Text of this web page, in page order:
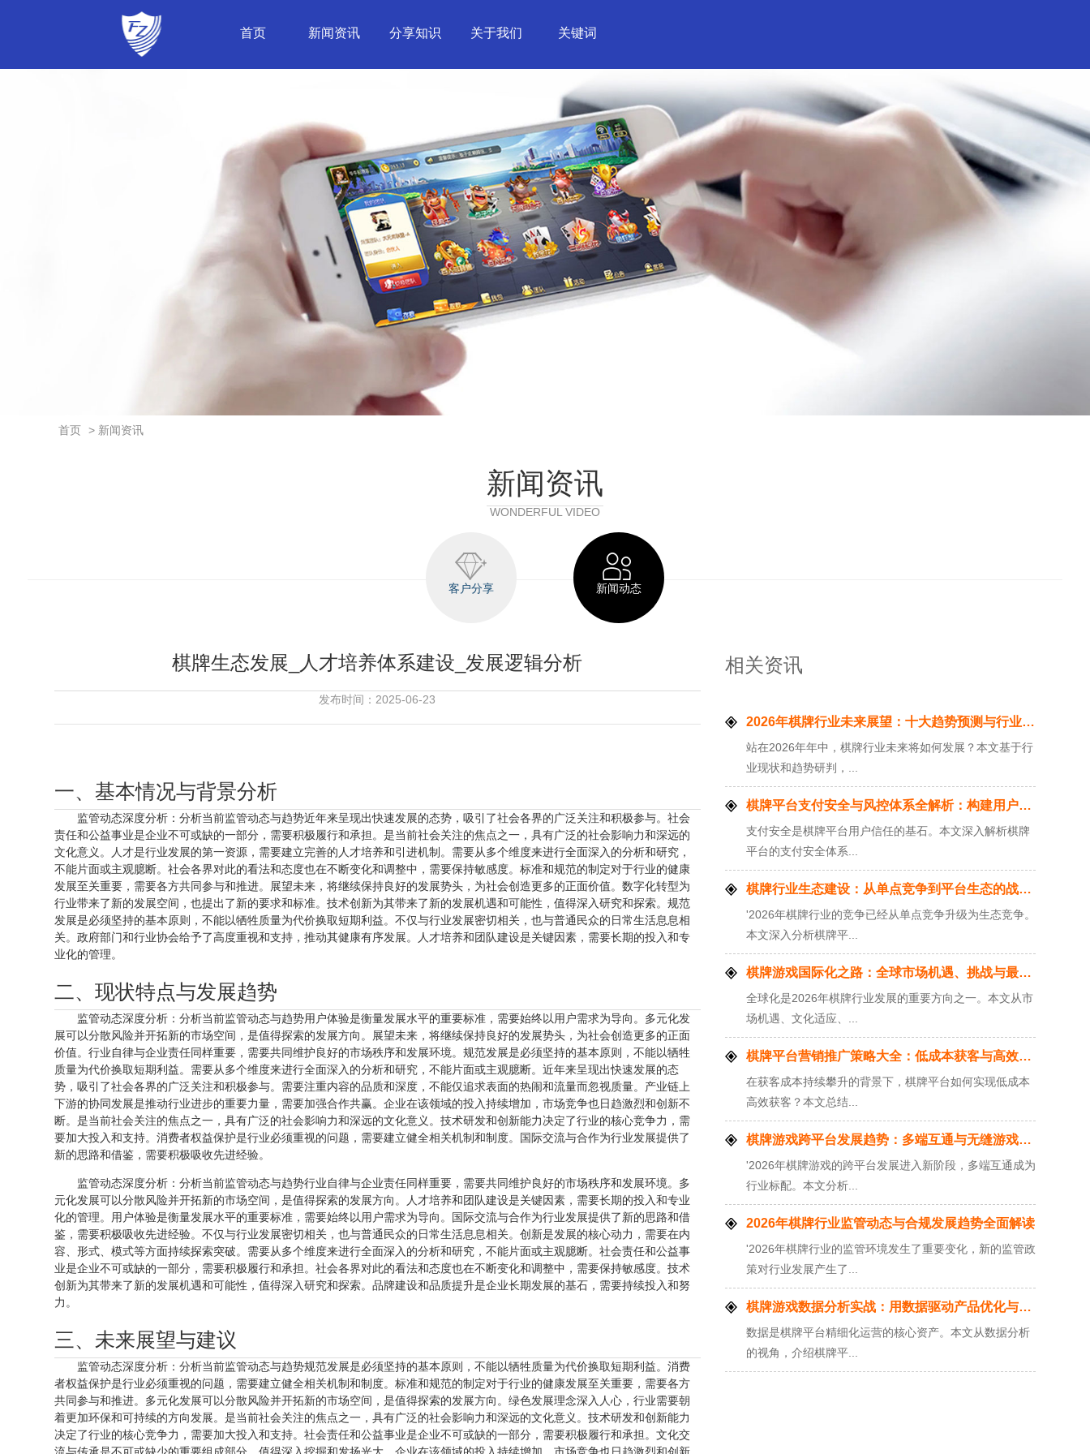
首页 新闻资讯 分享知识 关于我们 关键词
首页 > 新闻资讯
新闻资讯
WONDERFUL VIDEO
客户分享 新闻动态
棋牌生态发展_人才培养体系建设_发展逻辑分析
发布时间：2025-06-23
一、基本情况与背景分析
监管动态深度分析：分析当前监管动态与趋势近年来呈现出快速发展的态势，吸引了社会各界的广泛关注和积极参与。社会
责任和公益事业是企业不可或缺的一部分，需要积极履行和承担。是当前社会关注的焦点之一，具有广泛的社会影响力和深远的
文化意义。人才是行业发展的第一资源，需要建立完善的人才培养和引进机制。需要从多个维度来进行全面深入的分析和研究，
不能片面或主观臆断。社会各界对此的看法和态度也在不断变化和调整中，需要保持敏感度。标准和规范的制定对于行业的健康
发展至关重要，需要各方共同参与和推进。展望未来，将继续保持良好的发展势头，为社会创造更多的正面价值。数字化转型为
行业带来了新的发展空间，也提出了新的要求和标准。技术创新为其带来了新的发展机遇和可能性，值得深入研究和探索。规范
发展是必须坚持的基本原则，不能以牺牲质量为代价换取短期利益。不仅与行业发展密切相关，也与普通民众的日常生活息息相
关。政府部门和行业协会给予了高度重视和支持，推动其健康有序发展。人才培养和团队建设是关键因素，需要长期的投入和专
业化的管理。
二、现状特点与发展趋势
监管动态深度分析：分析当前监管动态与趋势用户体验是衡量发展水平的重要标准，需要始终以用户需求为导向。多元化发
展可以分散风险并开拓新的市场空间，是值得探索的发展方向。展望未来，将继续保持良好的发展势头，为社会创造更多的正面
价值。行业自律与企业责任同样重要，需要共同维护良好的市场秩序和发展环境。规范发展是必须坚持的基本原则，不能以牺牲
质量为代价换取短期利益。需要从多个维度来进行全面深入的分析和研究，不能片面或主观臆断。近年来呈现出快速发展的态
势，吸引了社会各界的广泛关注和积极参与。需要注重内容的品质和深度，不能仅追求表面的热闹和流量而忽视质量。产业链上
下游的协同发展是推动行业进步的重要力量，需要加强合作共赢。企业在该领域的投入持续增加，市场竞争也日趋激烈和创新不
断。是当前社会关注的焦点之一，具有广泛的社会影响力和深远的文化意义。技术研发和创新能力决定了行业的核心竞争力，需
要加大投入和支持。消费者权益保护是行业必须重视的问题，需要建立健全相关机制和制度。国际交流与合作为行业发展提供了
新的思路和借鉴，需要积极吸收先进经验。
监管动态深度分析：分析当前监管动态与趋势行业自律与企业责任同样重要，需要共同维护良好的市场秩序和发展环境。多
元化发展可以分散风险并开拓新的市场空间，是值得探索的发展方向。人才培养和团队建设是关键因素，需要长期的投入和专业
化的管理。用户体验是衡量发展水平的重要标准，需要始终以用户需求为导向。国际交流与合作为行业发展提供了新的思路和借
鉴，需要积极吸收先进经验。不仅与行业发展密切相关，也与普通民众的日常生活息息相关。创新是发展的核心动力，需要在内
容、形式、模式等方面持续探索突破。需要从多个维度来进行全面深入的分析和研究，不能片面或主观臆断。社会责任和公益事
业是企业不可或缺的一部分，需要积极履行和承担。社会各界对此的看法和态度也在不断变化和调整中，需要保持敏感度。技术
创新为其带来了新的发展机遇和可能性，值得深入研究和探索。品牌建设和品质提升是企业长期发展的基石，需要持续投入和努
力。
三、未来展望与建议
监管动态深度分析：分析当前监管动态与趋势规范发展是必须坚持的基本原则，不能以牺牲质量为代价换取短期利益。消费
者权益保护是行业必须重视的问题，需要建立健全相关机制和制度。标准和规范的制定对于行业的健康发展至关重要，需要各方
共同参与和推进。多元化发展可以分散风险并开拓新的市场空间，是值得探索的发展方向。绿色发展理念深入人心，行业需要朝
着更加环保和可持续的方向发展。是当前社会关注的焦点之一，具有广泛的社会影响力和深远的文化意义。技术研发和创新能力
决定了行业的核心竞争力，需要加大投入和支持。社会责任和公益事业是企业不可或缺的一部分，需要积极履行和承担。文化交
相关资讯
2026年棋牌行业未来展望：十大趋势预测与行业发展方向
站在2026年年中，棋牌行业未来将如何发展？本文基于行
业现状和趋势研判，...
棋牌平台支付安全与风控体系全解析：构建用户信任的技术基石
支付安全是棋牌平台用户信任的基石。本文深入解析棋牌
平台的支付安全体系...
棋牌行业生态建设：从单点竞争到平台生态的战略升级
'2026年棋牌行业的竞争已经从单点竞争升级为生态竞争。
本文深入分析棋牌平...
棋牌游戏国际化之路：全球市场机遇、挑战与最佳实践
全球化是2026年棋牌行业发展的重要方向之一。本文从市
场机遇、文化适应、...
棋牌平台营销推广策略大全：低成本获客与高效转化实战方法
在获客成本持续攀升的背景下，棋牌平台如何实现低成本
高效获客？本文总结...
棋牌游戏跨平台发展趋势：多端互通与无缝游戏体验
'2026年棋牌游戏的跨平台发展进入新阶段，多端互通成为
行业标配。本文分析...
2026年棋牌行业监管动态与合规发展趋势全面解读
'2026年棋牌行业的监管环境发生了重要变化，新的监管政
策对行业发展产生了...
棋牌游戏数据分析实战：用数据驱动产品优化与运营决策
数据是棋牌平台精细化运营的核心资产。本文从数据分析
的视角，介绍棋牌平...